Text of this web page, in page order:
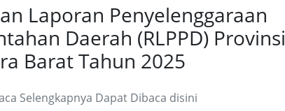
Laporan Penyelenggaraan
Daerah (RLPPD) Provinsi
Barat Tahun 2025
Selengkapnya Dapat Dibaca disini